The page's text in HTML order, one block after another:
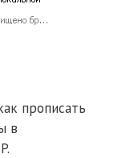
прописать
в